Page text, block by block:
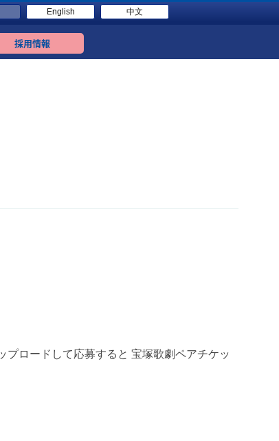
English 中文
採用情報
ロードして応募すると 宝塚歌劇ペアチケッ